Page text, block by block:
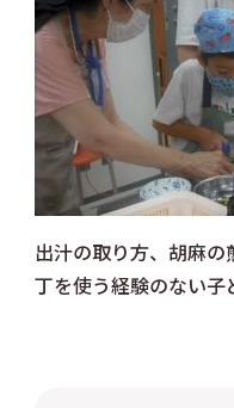
出汁の取り方、胡麻
丁を使う経験のない子